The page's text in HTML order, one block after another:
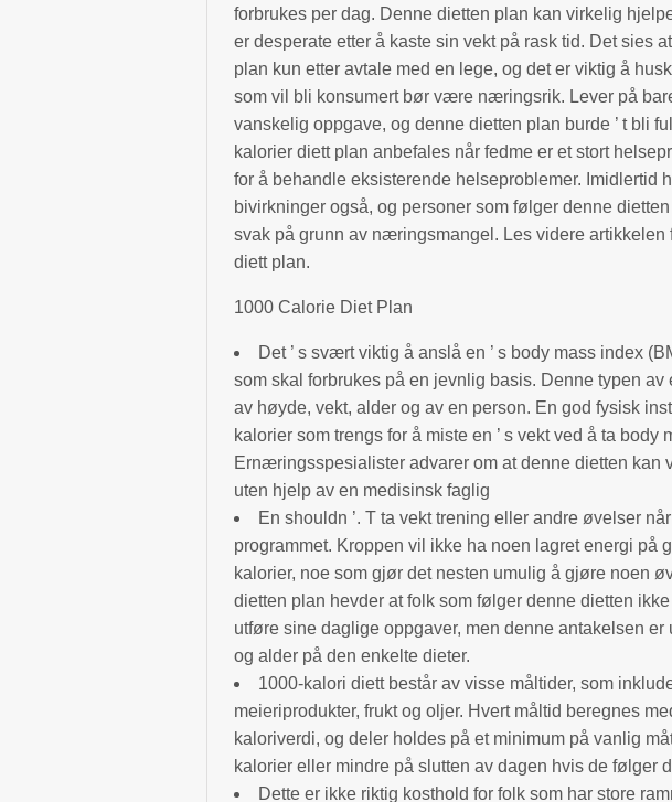
forbrukes per dag. Denne dietten plan kan virkelig
er desperate etter å kaste sin vekt på rask tid. Det sies
plan kun etter avtale med en lege, og det er viktig å
som vil bli konsumert bør være næringsrik. Lever på
vanskelig oppgave, og denne dietten plan burde ’ t bli
kalorier diett plan anbefales når fedme er et stort
for å behandle eksisterende helseproblemer. Imidlertid
bivirkninger også, og personer som følger denne
svak på grunn av næringsmangel. Les videre artikkelen
diett plan.
1000 Calorie Diet Plan
Det ’ s svært viktig å anslå en ’ s body mass index
som skal forbrukes på en jevnlig basis. Denne typen
av høyde, vekt, alder og av en person. En god fysisk
kalorier som trengs for å miste en ’ s vekt ved å ta body
Ernæringsspesialister advarer om at denne dietten
uten hjelp av en medisinsk faglig
En shouldn ’. T ta vekt trening eller andre øvelser
programmet. Kroppen vil ikke ha noen lagret energi på
kalorier, noe som gjør det nesten umulig å gjøre noen
dietten plan hevder at folk som følger denne dietten
utføre sine daglige oppgaver, men denne antakelsen
og alder på den enkelte dieter.
1000-kalori diett består av visse måltider, som
meieriprodukter, frukt og oljer. Hvert måltid beregnes
kaloriverdi, og deler holdes på et minimum på vanlig
kalorier eller mindre på slutten av dagen hvis de følger
Dette er ikke riktig kosthold for folk som har store